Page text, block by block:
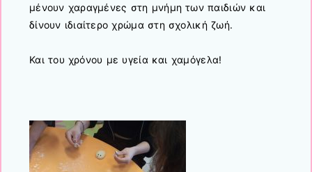
μένουν χαραγμένες στη μνήμη των παιδιών και
δίνουν ιδιαίτερο χρώμα στη σχολική ζωή.
Και του χρόνου με υγεία και χαμόγελα!